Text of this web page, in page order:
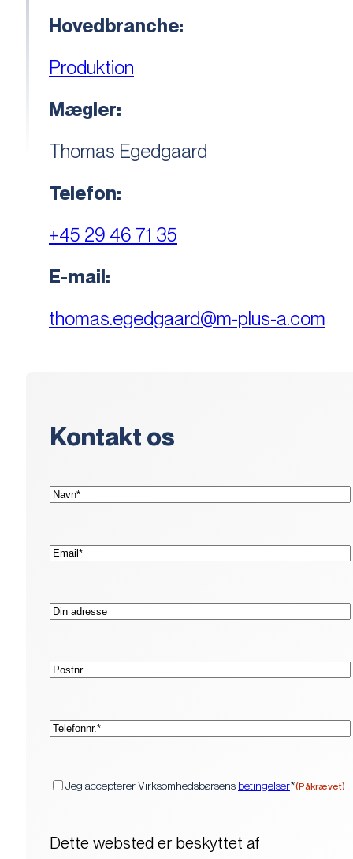
Hovedbranche:
Produktion
Mægler:
Thomas Egedgaard
Telefon:
+45 29 46 71 35
E-mail:
thomas.egedgaard@m-plus-a.com
Kontakt os
Navn*
E-
mail*
Adresse
Postnr.
Telefon*
Jeg accepterer Virksomhedsbørsens betingelser*(Påkrævet)
Dette websted er beskyttet af